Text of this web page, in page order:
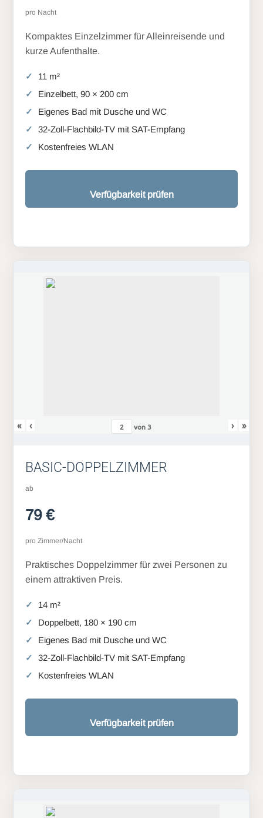
pro Nacht
Kompaktes Einzelzimmer für Alleinreisende und
kurze Aufenthalte.
11 m²
Einzelbett, 90 × 200 cm
Eigenes Bad mit Dusche und WC
32-Zoll-Flachbild-TV mit SAT-Empfang
Kostenfreies WLAN
Verfügbarkeit prüfen
« ‹ von3 › »
BASIC-DOPPELZIMMER
ab
79 €
pro Zimmer/Nacht
Praktisches Doppelzimmer für zwei Personen zu
einem attraktiven Preis.
14 m²
Doppelbett, 180 × 190 cm
Eigenes Bad mit Dusche und WC
32-Zoll-Flachbild-TV mit SAT-Empfang
Kostenfreies WLAN
Verfügbarkeit prüfen